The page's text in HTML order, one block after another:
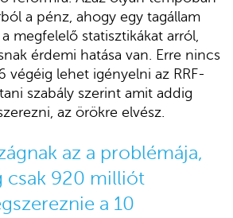
a pénz, ahogy egy tagállam
megfelelő statisztikákat arról,
érdemi hatása van. Erre nincs
végéig lehet igényelni az RRF-
szabály szerint amit addig
az örökre elvész.
az a problémája,
csak 920 milliót
a 10